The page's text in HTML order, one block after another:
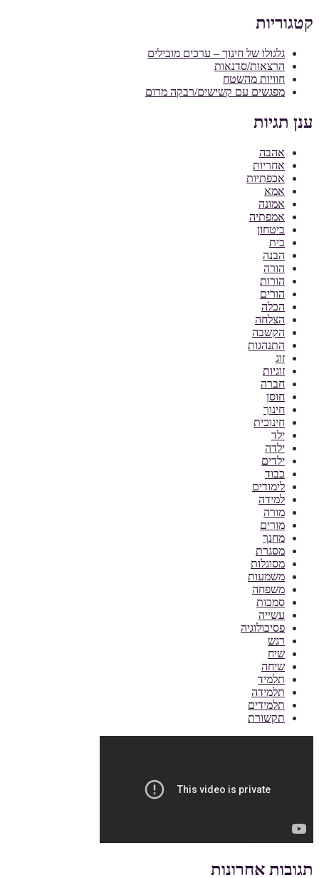
קטגוריות
גלגולו של חינוך – ערכים מובילים
הרצאות/סדנאות
חוויות מהשטח
מפגשים עם קשישים/רבקה מרום
ענן תגיות
אהבה
אחריות
אכפתיות
אמא
אמונה
אמפתיה
ביטחון
בית
הבנה
הורה
הורות
הורים
הכלה
הצלחה
הקשבה
התנהגות
זוג
זוגיות
חברה
חוסן
חינוך
חינוכית
ילד
ילדה
ילדים
כבוד
לימודים
למידה
מורה
מורים
מחנך
מסגרת
מסוגלות
משמעות
משפחה
סמכות
עשייה
פסיכולוגיה
רגש
שיח
שיחה
תלמיד
תלמידה
תלמידים
תקשורת
תגובות אחרונות